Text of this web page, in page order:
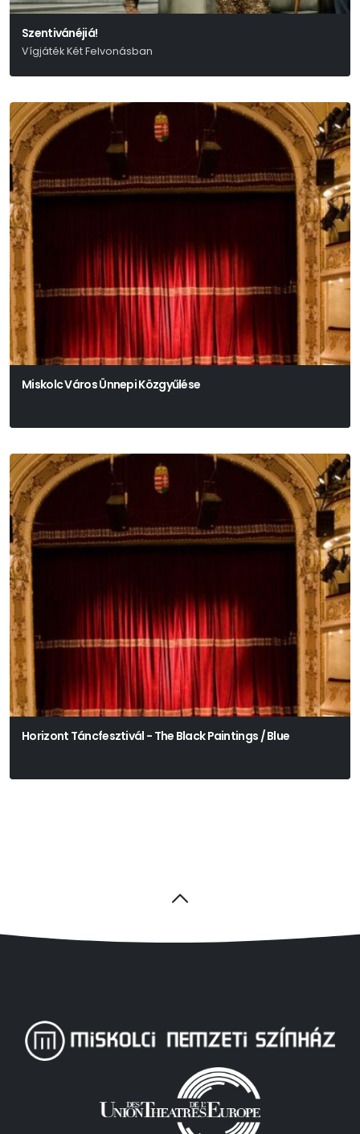
Szentivánéjiá!
Vígjáték Két Felvonásban
Miskolc Város Ünnepi Közgyűlése
Horizont Táncfesztivál - The Black Paintings / Blue